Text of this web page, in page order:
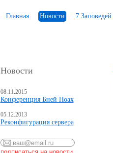
Главная Новости 7 Заповедей
Новости
08.11.2015
Конференция Бней Ноах
05.12.2013
Реконфигурация сервера